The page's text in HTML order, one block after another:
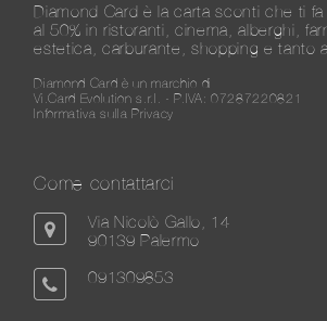
Diamond Card è la carta sconti che ti fa
al 50% in ristoranti, cinema, alberghi,
estetica, carburante, shopping e tanto
Diamond Card è un marchio di
Vi.Card Evolution s.r.l. - P.IVA: 07287220821
Informativa sulla Privacy
Come contattarci
Via Nicolò Gallo, 14
90139 Palermo
091309853